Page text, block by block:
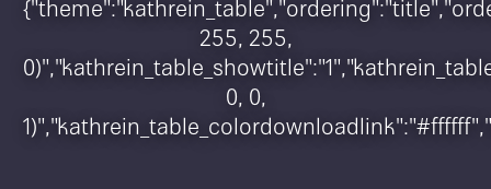
255, 255,
0, 0,